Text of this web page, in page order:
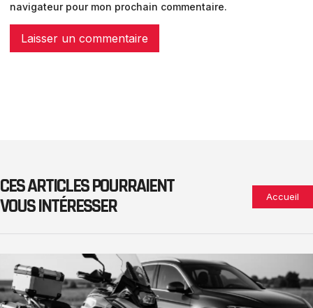
navigateur pour mon prochain commentaire.
CES ARTICLES POURRAIENT
VOUS INTÉRESSER
Accueil